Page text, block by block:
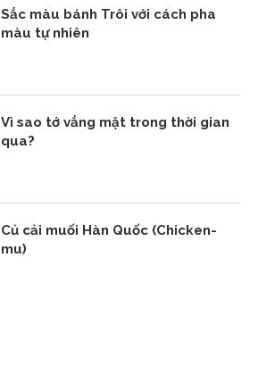
Sắc màu bánh Trôi với cách pha
màu tự nhiên
Vì sao tớ vắng mặt trong thời gian
qua?
Củ cải muối Hàn Quốc (Chicken-
mu)